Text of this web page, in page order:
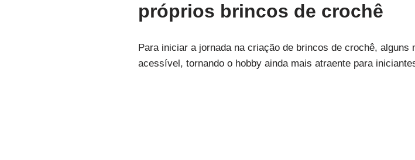
próprios brincos de crochê
Para iniciar a jornada na criação de brincos de crochê,
acessível, tornando o hobby ainda mais atraente para